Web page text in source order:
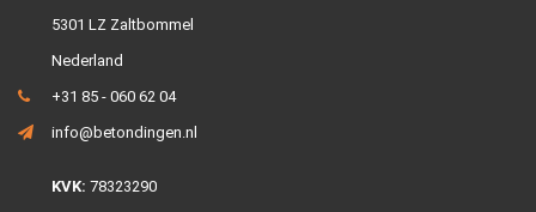
5301 LZ Zaltbommel
Nederland
+31 85 - 060 62 04
info@betondingen.nl
KVK: 78323290